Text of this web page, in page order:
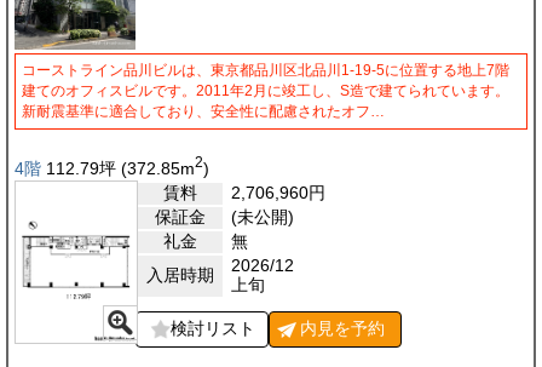
コーストライン品川ビルは、東京都品川区北品川1-19-5に位置する地上7階
建てのオフィスビルです。2011年2月に竣工し、S造で建てられています。
新耐震基準に適合しており、安全性に配慮されたオフ…
4階 112.79坪 (372.85m2)
賃料
2,706,960円
保証金
(未公開)
礼金
無
入居時期
2026/12
上旬
検討リスト 内見を予約